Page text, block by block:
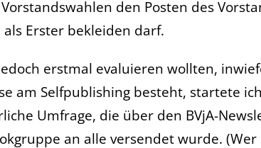
den Posten des
als Erster bekleiden darf.
erstmal evaluieren wollten,
am Selfpublishing besteht, startete
Umfrage, die über den BVjA-
an alle versendet wurde.